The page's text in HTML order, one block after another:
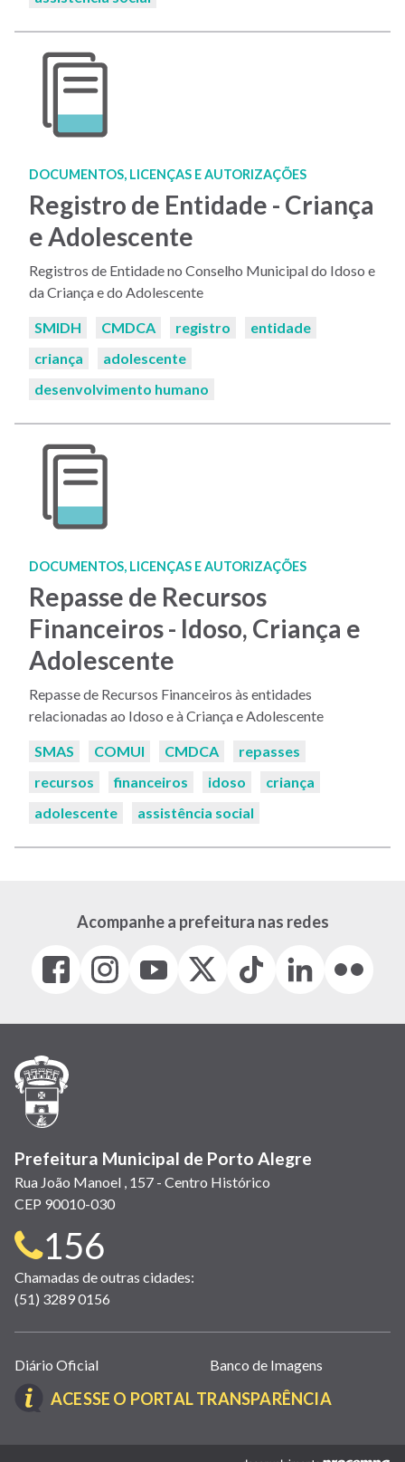
DOCUMENTOS, LICENÇAS E AUTORIZAÇÕES
Registro de Entidade - Criança
e Adolescente
Registros de Entidade no Conselho Municipal do Idoso e
da Criança e do Adolescente
Palavras-
SMIDH CMDCA registro
entidade
criança
adolescente
desenvolvimento humano
DOCUMENTOS, LICENÇAS E AUTORIZAÇÕES
Repasse de Recursos
Financeiros - Idoso, Criança e
Adolescente
Repasse de Recursos Financeiros às entidades
relacionadas ao Idoso e à Criança e Adolescente
Palavras-
SMAS COMUI CMDCA
repasses
recursos
financeiros idoso
criança
adolescente
assistência social
Acompanhe a prefeitura nas redes
Facebook
(link
em
janela)
Instagram
(link
em
(link
em
(Antigo
(link
Tiktok
(link
em
LinkedIn
(link
em
(link
em
Prefeitura Municipal de Porto Alegre
Rua João Manoel , 157 - Centro Histórico
CEP 90010-030
Telefone
para
contato:
156
Chamadas de outras cidades:
(51) 3289 0156
Links
úteis
(abrem
nova
Diário Oficial Banco de Imagens
ACESSE O PORTAL TRANSPARÊNCIA(LINK
EM